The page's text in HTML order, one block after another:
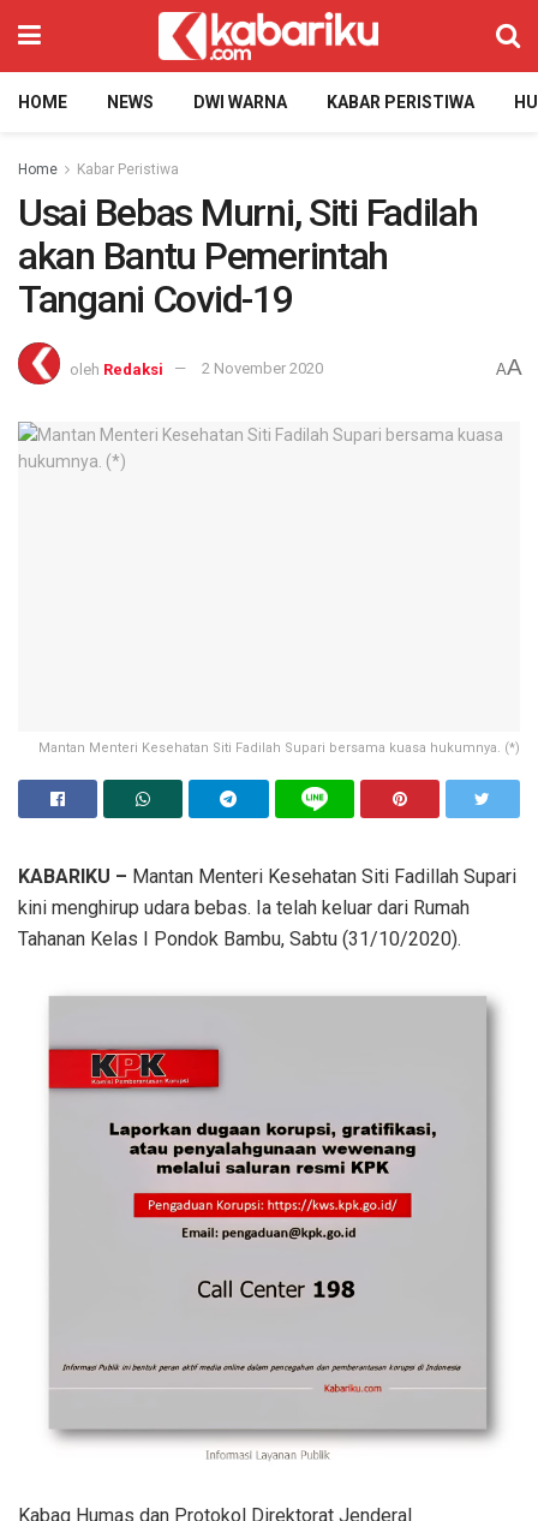
HOME NEWS DWI WARNA KABAR PERISTIWA
Home Kabar Peristiwa
Usai Bebas Murni, Siti Fadilah
akan Bantu Pemerintah
Tangani Covid-19
oleh Redaksi 2 November 2020 AA
Mantan Menteri Kesehatan Siti Fadilah Supari bersama kuasa hukumnya. (*)
KABARIKU – Mantan Menteri Kesehatan Siti Fadillah Supari
kini menghirup udara bebas. Ia telah keluar dari Rumah
Tahanan Kelas I Pondok Bambu, Sabtu (31/10/2020).
Kabag Humas dan Protokol Direktorat Jenderal